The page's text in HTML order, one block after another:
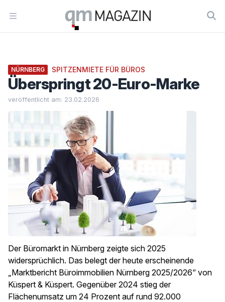
Open menu
Workflow
NÜRNBERG SPITZENMIETE FÜR BÜROS
Überspringt 20-Euro-Marke
veröffentlicht am: 23.02.2026
Der Büromarkt in Nürnberg zeigte sich 2025
widersprüchlich. Das belegt der heute erscheinende
„Marktbericht Büroimmobilien Nürnberg 2025/2026“ von
Küspert & Küspert. Gegenüber 2024 stieg der
Flächenumsatz um 24 Prozent auf rund 92.000